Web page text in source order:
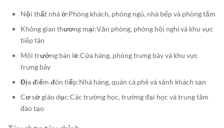
Nội thất nhà ở:Phòng khách, phòng ngủ, nhà bếp và phòng tắm
Không gian thương mại:Văn phòng, phòng hội nghị và khu vực
tiếp tân
Môi trường bán lẻ:Cửa hàng, phòng trưng bày và khu vực
trưng bày
Địa điểm đón tiếp:Nhà hàng, quán cà phê và sảnh khách sạn
Cơ sở giáo dục:Các trường học, trường đại học và trung tâm
đào tạo